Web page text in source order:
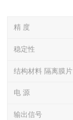
精 度
稳定性
结构材料 隔离膜片
电 源
输出信号